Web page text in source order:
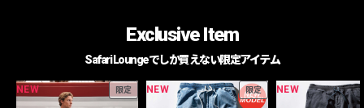
Exclusive Item
Safari Loungeでしか買えない限定アイテム
NEW 限定 NEW 限定 NEW